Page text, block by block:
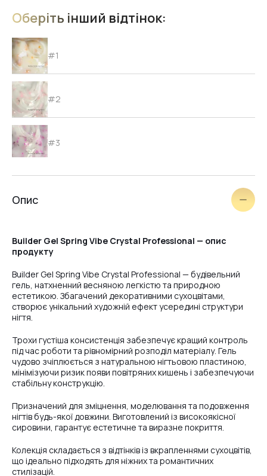
Оберіть інший відтінок:
#1
#2
#3
#7
Опис
Builder Gel Spring Vibe Crystal Professional — опис
продукту
Builder Gel Spring Vibe Crystal Professional — будівельний
гель, натхненний весняною легкістю та природною
естетикою. Збагачений декоративними сухоцвітами,
створює унікальний художній ефект усередині структури
нігтя.
Трохи густіша консистенція забезпечує кращий контроль
під час роботи та рівномірний розподіл матеріалу. Гель
чудово зчіплюється з натуральною нігтьовою пластиною,
мінімізуючи ризик появи повітряних кишень і забезпечуючи
стабільну конструкцію.
Призначений для зміцнення, моделювання та подовження
нігтів будь-якої довжини. Виготовлений із високоякісної
сировини, гарантує естетичне та виразне покриття.
Колекція складається з відтінків із вкрапленнями сухоцвітів,
що ідеально підходять для ніжних та романтичних
стилізацій.